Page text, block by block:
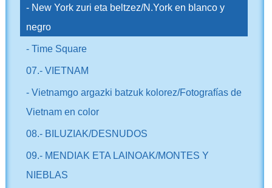
- New York zuri eta beltzez/N.York en blanco y
negro
- Time Square
07.- VIETNAM
- Vietnamgo argazki batzuk kolorez/Fotografías de
Vietnam en color
08.- BILUZIAK/DESNUDOS
09.- MENDIAK ETA LAINOAK/MONTES Y
NIEBLAS